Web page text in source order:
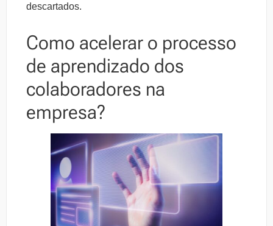
descartados.
Como acelerar o processo
de aprendizado dos
colaboradores na
empresa?